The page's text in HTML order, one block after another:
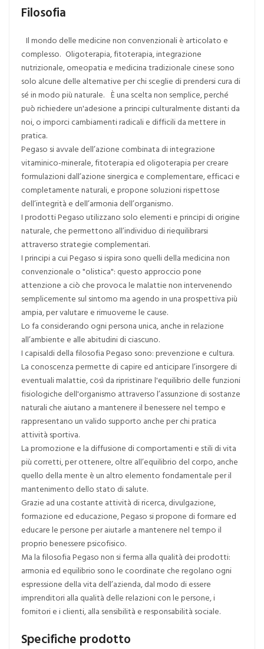
Filosofia
Il mondo delle medicine non convenzionali è articolato e
complesso. Oligoterapia, fitoterapia, integrazione
nutrizionale, omeopatia e medicina tradizionale cinese sono
solo alcune delle alternative per chi sceglie di prendersi cura di
sé in modo più naturale. È una scelta non semplice, perché
può richiedere un'adesione a principi culturalmente distanti da
noi, o imporci cambiamenti radicali e difficili da mettere in
pratica.
Pegaso si avvale dell’azione combinata di integrazione
vitaminico-minerale, fitoterapia ed oligoterapia per creare
formulazioni dall’azione sinergica e complementare, efficaci e
completamente naturali, e propone soluzioni rispettose
dell’integrità e dell’armonia dell’organismo.
I prodotti Pegaso utilizzano solo elementi e principi di origine
naturale, che permettono all’individuo di riequilibrarsi
attraverso strategie complementari.
I principi a cui Pegaso si ispira sono quelli della medicina non
convenzionale o "olistica": questo approccio pone
attenzione a ciò che provoca le malattie non intervenendo
semplicemente sul sintomo ma agendo in una prospettiva più
ampia, per valutare e rimuoverne le cause.
Lo fa considerando ogni persona unica, anche in relazione
all’ambiente e alle abitudini di ciascuno.
I capisaldi della filosofia Pegaso sono: prevenzione e cultura.
La conoscenza permette di capire ed anticipare l’insorgere di
eventuali malattie, così da ripristinare l'equilibrio delle funzioni
fisiologiche dell'organismo attraverso l’assunzione di sostanze
naturali che aiutano a mantenere il benessere nel tempo e
rappresentano un valido supporto anche per chi pratica
attività sportiva.
La promozione e la diffusione di comportamenti e stili di vita
più corretti, per ottenere, oltre all’equilibrio del corpo, anche
quello della mente è un altro elemento fondamentale per il
mantenimento dello stato di salute.
Grazie ad una costante attività di ricerca, divulgazione,
formazione ed educazione, Pegaso si propone di formare ed
educare le persone per aiutarle a mantenere nel tempo il
proprio benessere psicofisico.
Ma la filosofia Pegaso non si ferma alla qualità dei prodotti:
armonia ed equilibrio sono le coordinate che regolano ogni
espressione della vita dell’azienda, dal modo di essere
imprenditori alla qualità delle relazioni con le persone, i
fornitori e i clienti, alla sensibilità e responsabilità sociale.
Specifiche prodotto